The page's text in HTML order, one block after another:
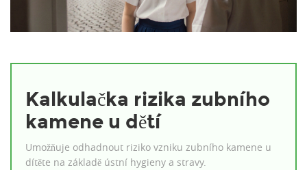
Kalkulačka rizika zubního
kamene u dětí
Umožňuje odhadnout riziko vzniku zubního kamene u
dítěte na základě ústní hygieny a stravy.